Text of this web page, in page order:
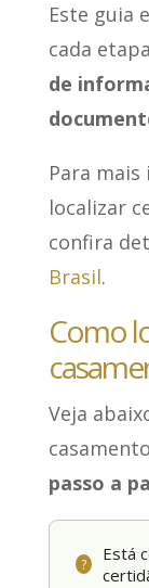
Este guia
cada
de
Para
localizar
confira
Brasil.
Como
Veja
passo a
?
Está